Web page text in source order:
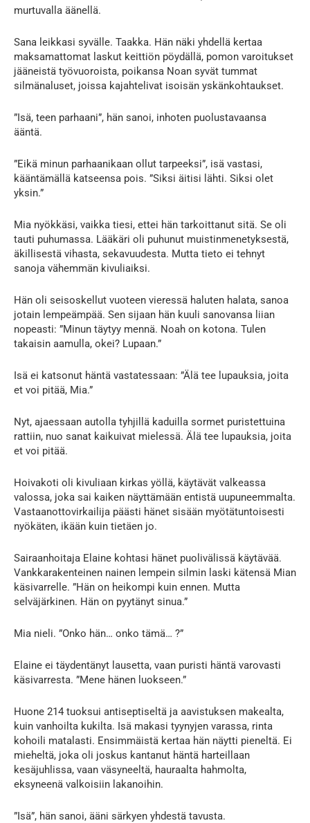
murtuvalla äänellä.
Sana leikkasi syvälle. Taakka. Hän näki yhdellä kertaa
maksamattomat laskut keittiön pöydällä, pomon varoitukset
jääneistä työvuoroista, poikansa Noan syvät tummat
silmänaluset, joissa kajahtelivat isoisän yskänkohtaukset.
”Isä, teen parhaani”, hän sanoi, inhoten puolustavaansa
ääntä.
”Eikä minun parhaanikaan ollut tarpeeksi”, isä vastasi,
kääntämällä katseensa pois. ”Siksi äitisi lähti. Siksi olet
yksin.”
Mia nyökkäsi, vaikka tiesi, ettei hän tarkoittanut sitä. Se oli
tauti puhumassa. Lääkäri oli puhunut muistinmenetyksestä,
äkillisestä vihasta, sekavuudesta. Mutta tieto ei tehnyt
sanoja vähemmän kivuliaiksi.
Hän oli seisoskellut vuoteen vieressä haluten halata, sanoa
jotain lempeämpää. Sen sijaan hän kuuli sanovansa liian
nopeasti: ”Minun täytyy mennä. Noah on kotona. Tulen
takaisin aamulla, okei? Lupaan.”
Isä ei katsonut häntä vastatessaan: ”Älä tee lupauksia, joita
et voi pitää, Mia.”
Nyt, ajaessaan autolla tyhjillä kaduilla sormet puristettuina
rattiin, nuo sanat kaikuivat mielessä. Älä tee lupauksia, joita
et voi pitää.
Hoivakoti oli kivuliaan kirkas yöllä, käytävät valkeassa
valossa, joka sai kaiken näyttämään entistä uupuneemmalta.
Vastaanottovirkailija päästi hänet sisään myötätuntoisesti
nyökäten, ikään kuin tietäen jo.
Sairaanhoitaja Elaine kohtasi hänet puolivälissä käytävää.
Vankkarakenteinen nainen lempein silmin laski kätensä Mian
käsivarrelle. ”Hän on heikompi kuin ennen. Mutta
selväjärkinen. Hän on pyytänyt sinua.”
Mia nieli. ”Onko hän… onko tämä… ?”
Elaine ei täydentänyt lausetta, vaan puristi häntä varovasti
käsivarresta. ”Mene hänen luokseen.”
Huone 214 tuoksui antiseptiseltä ja aavistuksen makealta,
kuin vanhoilta kukilta. Isä makasi tyynyjen varassa, rinta
kohoili matalasti. Ensimmäistä kertaa hän näytti pieneltä. Ei
mieheltä, joka oli joskus kantanut häntä harteillaan
kesäjuhlissa, vaan väsyneeltä, hauraalta hahmolta,
eksyneenä valkoisiin lakanoihin.
”Isä”, hän sanoi, ääni särkyen yhdestä tavusta.